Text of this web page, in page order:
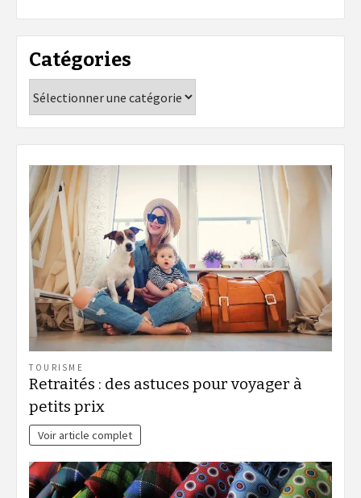
Catégories
TOURISME
Retraités : des astuces pour voyager à
petits prix
Voir article complet